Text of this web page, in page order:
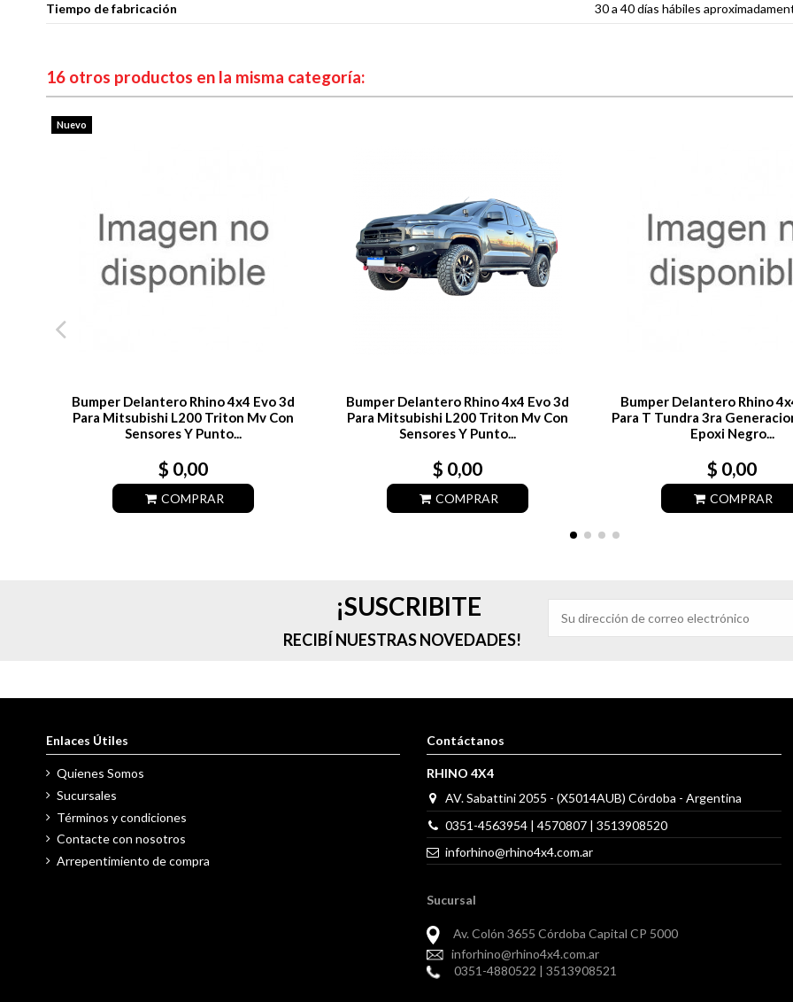
Tiempo de fabricación
30 a 40 días hábiles
16 otros productos en la misma categoría:
Nuevo
Bumper Delantero Rhino 4x4 Evo 3d
Para Mitsubishi L200 Triton Mv Con
Sensores Y Punto...
$ 0,00
COMPRAR
Bumper Delantero Rhino 4x4 Evo 3d
Para Mitsubishi L200 Triton Mv Con
Sensores Y Punto...
$ 0,00
COMPRAR
Bumper Delantero Rhino
Para T Tundra 3ra
Epoxi Negro...
$ 0,00
COMPRAR
¡SUSCRIBITE
RECIBÍ NUESTRAS NOVEDADES!
Enlaces Útiles
Quienes Somos
Sucursales
Términos y condiciones
Contacte con nosotros
Arrepentimiento de compra
Contáctanos
RHINO 4X4
AV. Sabattini 2055 - (X5014AUB) Córdoba - Argentina
0351-4563954 | 4570807 | 3513908520
inforhino@rhino4x4.com.ar
Sucursal
Av. Colón 3655 Córdoba Capital CP 5000
inforhino@rhino4x4.com.ar
0351-4880522 |3513908521